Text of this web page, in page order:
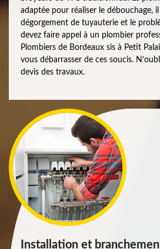
adaptée pour réaliser le débouchage,
dégorgement de tuyauterie et le
devez faire appel à un plombier
Plombiers de Bordeaux sis à Petit
vous débarrasser de ces soucis.
devis des travaux.
Installation et